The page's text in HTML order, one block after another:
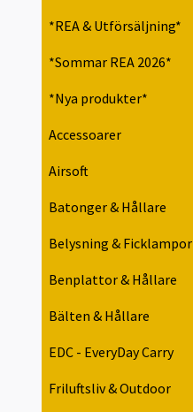
*REA & Utförsäljning*
*Sommar REA 2026*
*Nya produkter*
Accessoarer
Airsoft
Batonger & Hållare
Belysning & Ficklampor
Benplattor & Hållare
Bälten & Hållare
EDC - EveryDay Carry
Friluftsliv & Outdoor